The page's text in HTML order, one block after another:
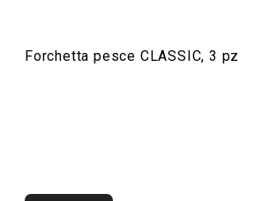
Forchetta pesce CLASSIC, 3 pz